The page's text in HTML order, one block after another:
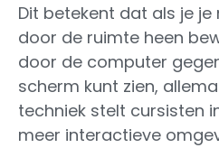
Dit betekent dat als je
door de ruimte heen
door de computer
scherm kunt zien,
techniek stelt cursisten
meer interactieve